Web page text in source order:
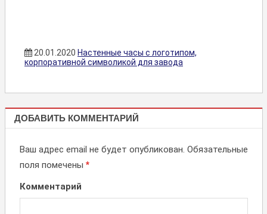
20.01.2020 Настенные часы с логотипом,
корпоративной символикой для завода
ЧАСЫ
ДОБАВИТЬ КОММЕНТАРИЙ
Ваш адрес email не будет опубликован. Обязательные
поля помечены *
Комментарий